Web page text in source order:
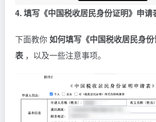
4. 填写《中国税收居民身份证明》申请
下面教你如何填写《中国税收居民身
表 ，以及一些注意事项。